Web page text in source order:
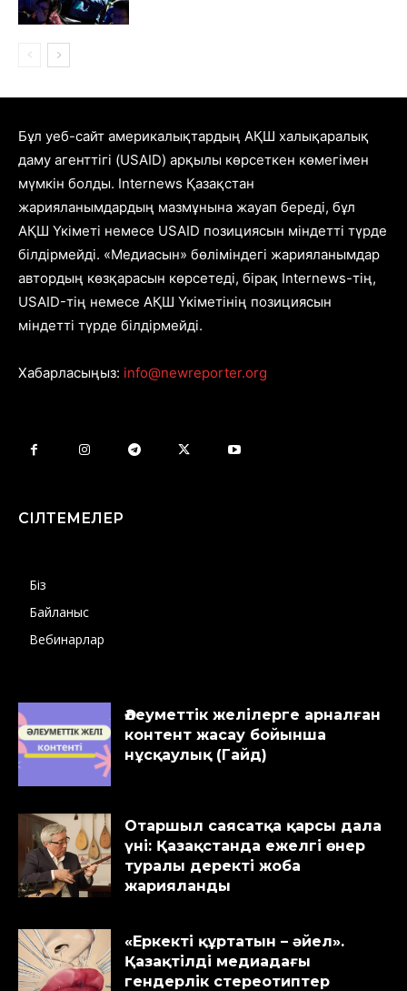
Бұл уеб-сайт америкалықтардың АҚШ халықаралық
даму агенттігі (USAID) арқылы көрсеткен көмегімен
мүмкін болды. Internews Қазақстан
жарияланымдардың мазмұнына жауап береді, бұл
АҚШ Үкіметі немесе USAID позициясын міндетті түрде
білдірмейді. «Медиасын» бөліміндегі жарияланымдар
автордың көзқарасын көрсетеді, бірақ Internews-тің,
USAID-тің немесе АҚШ Үкіметінің позициясын
міндетті түрде білдірмейді.
Хабарласыңыз: info@newreporter.org
СІЛТЕМЕЛЕР
Біз
Байланыс
Вебинарлар
Әлеуметтік желілерге арналған
контент жасау бойынша
нұсқаулық (Гайд)
Отаршыл саясатқа қарсы дала
үні: Қазақстанда ежелгі өнер
туралы деректі жоба
жарияланды
«Еркекті құртатын – әйел».
Қазақтілді медиадағы
гендерлік стереотиптер